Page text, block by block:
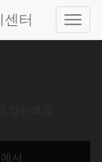
터
Side
~
있는데요.
서